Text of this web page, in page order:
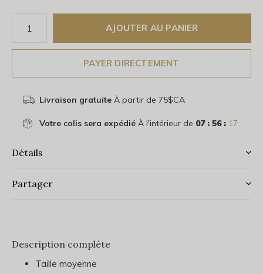
AJOUTER AU PANIER
PAYER DIRECTEMENT
Livraison gratuiteÀ partir de 75$CA
Votre colis sera expédiéÀ l'intérieur de 07 : 56 : 17
Détails
Partager
Description complète
Taille moyenne